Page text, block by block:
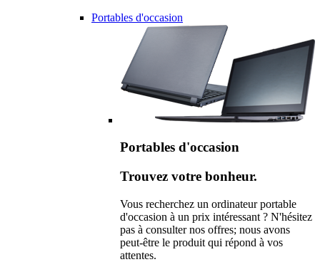
Portables d'occasion
Portables d'occasion
Trouvez votre bonheur.
Vous recherchez un ordinateur portable
d'occasion à un prix intéressant ? N'hésitez
pas à consulter nos offres; nous avons
peut-être le produit qui répond à vos
attentes.